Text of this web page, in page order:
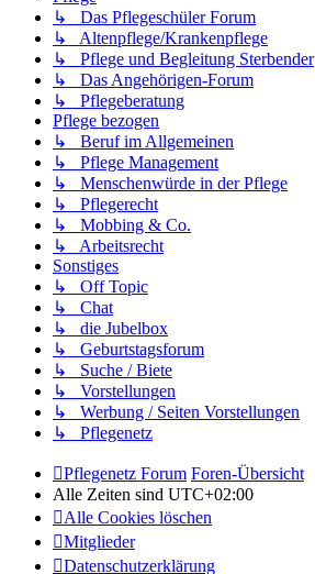
↳ Das Pflegeschüler Forum
↳ Altenpflege/Krankenpflege
↳ Pflege und Begleitung Sterbender
↳ Das Angehörigen-Forum
↳ Pflegeberatung
Pflege bezogen
↳ Beruf im Allgemeinen
↳ Pflege Management
↳ Menschenwürde in der Pflege
↳ Pflegerecht
↳ Mobbing & Co.
↳ Arbeitsrecht
Sonstiges
↳ Off Topic
↳ Chat
↳ die Jubelbox
↳ Geburtstagsforum
↳ Suche / Biete
↳ Vorstellungen
↳ Werbung / Seiten Vorstellungen
↳ Pflegenetz
Pflegenetz Forum Foren-Übersicht
Alle Zeiten sind UTC+02:00
Alle Cookies löschen
Mitglieder
Datenschutzerklärung